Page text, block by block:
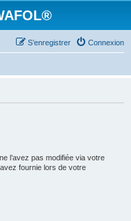
Connexion
S’enregistrer
l’avez pas modifiée via votre
avez fournie lors de votre